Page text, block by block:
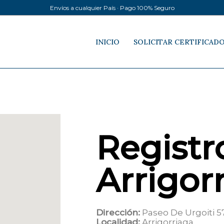
Envíos a cualquier País · Pago 100% Seguro
INICIO SOLICITAR
Dirección: Paseo De Urgoiti
Localidad: Arrigorriaga